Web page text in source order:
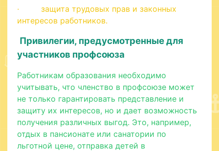
· защита трудовых прав и законных
интересов работников.
Привилегии, предусмотренные для
участников профсоюза
Работникам образования необходимо
учитывать, что членство в профсоюзе может
не только гарантировать представление и
защиту их интересов, но и дает возможность
получения различных выгод. Это, например,
отдых в пансионате или санатории по
льготной цене, отправка детей в